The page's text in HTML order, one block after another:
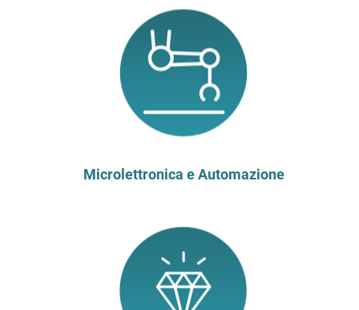
Microlettronica e Automazione